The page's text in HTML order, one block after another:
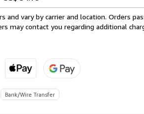
and vary by carrier and location. Orders
may contact you regarding additional
Bank/Wire Transfer